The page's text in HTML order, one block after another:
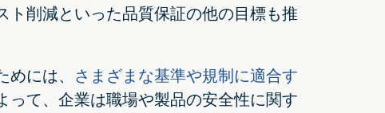
削減といった品質保証の他の目標も推
には、 さまざまな基準や規制に適合す
って、企業は職場や製品の安全性に関す